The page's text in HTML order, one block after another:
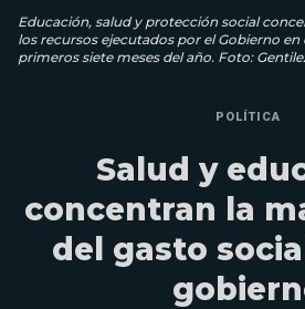
Educación, salud y protección social
los recursos ejecutados por el Gobierno en
primeros siete meses del año. Foto:
POLÍTICA
Salud y
concentran la
del gasto